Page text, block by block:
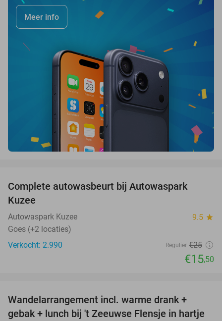
Meer info
Complete autowasbeurt bij Autowaspark
Kuzee
Autowaspark Kuzee 9.5 star
Goes (+2 locaties)
Verkocht: 2.990
Regulier €25
€15,50
Wandelarrangement incl. warme drank +
gebak + lunch bij 't Zeeuwse Flensje in hartje